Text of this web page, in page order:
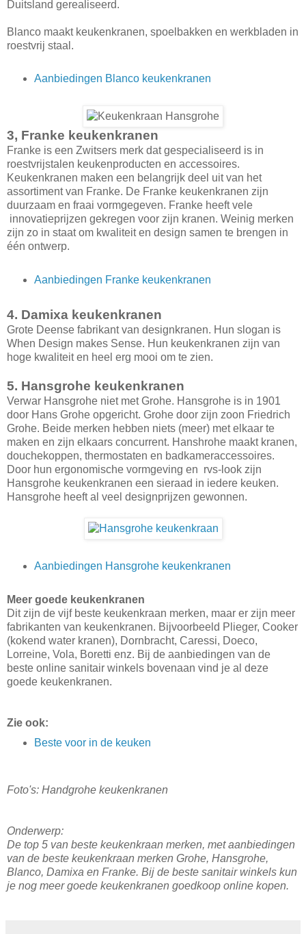
Duitsland gerealiseerd.
Blanco maakt keukenkranen, spoelbakken en werkbladen in
roestvrij staal.
Aanbiedingen Blanco keukenkranen
3, Franke keukenkranen
Franke is een Zwitsers merk dat gespecialiseerd is in
roestvrijstalen keukenproducten en accessoires.
Keukenkranen maken een belangrijk deel uit van het
assortiment van Franke. De Franke keukenkranen zijn
duurzaam en fraai vormgegeven. Franke heeft vele
innovatieprijzen gekregen voor zijn kranen. Weinig merken
zijn zo in staat om kwaliteit en design samen te brengen in
één ontwerp.
Aanbiedingen Franke keukenkranen
4. Damixa keukenkranen
Grote Deense fabrikant van designkranen. Hun slogan is
When Design makes Sense. Hun keukenkranen zijn van
hoge kwaliteit en heel erg mooi om te zien.
5. Hansgrohe keukenkranen
Verwar Hansgrohe niet met Grohe. Hansgrohe is in 1901
door Hans Grohe opgericht. Grohe door zijn zoon Friedrich
Grohe. Beide merken hebben niets (meer) met elkaar te
maken en zijn elkaars concurrent. Hanshrohe maakt kranen,
douchekoppen, thermostaten en badkameraccessoires.
Door hun ergonomische vormgeving en rvs-look zijn
Hansgrohe keukenkranen een sieraad in iedere keuken.
Hansgrohe heeft al veel designprijzen gewonnen.
Aanbiedingen Hansgrohe keukenkranen
Meer goede keukenkranen
Dit zijn de vijf beste keukenkraan merken, maar er zijn meer
fabrikanten van keukenkranen. Bijvoorbeeld Plieger, Cooker
(kokend water kranen), Dornbracht, Caressi, Doeco,
Lorreine, Vola, Boretti enz. Bij de aanbiedingen van de
beste online sanitair winkels bovenaan vind je al deze
goede keukenkranen.
Zie ook:
Beste voor in de keuken
Foto's: Handgrohe keukenkranen
Onderwerp:
De top 5 van beste keukenkraan merken, met aanbiedingen
van de beste keukenkraan merken Grohe, Hansgrohe,
Blanco, Damixa en Franke. Bij de beste sanitair winkels kun
je nog meer goede keukenkranen goedkoop online kopen.